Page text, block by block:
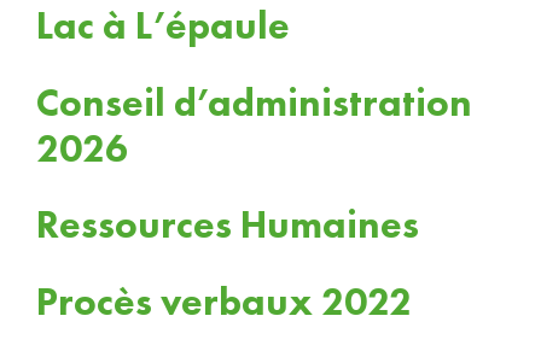
Lac à L’épaule
Conseil d’administration
2026
Ressources Humaines
Procès verbaux 2022